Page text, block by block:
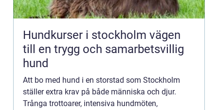
Hundkurser i stockholm vägen
till en trygg och samarbetsvillig
hund
Att bo med hund i en storstad som Stockholm
ställer extra krav på både människa och djur.
Trånga trottoarer, intensiva hundmöten,